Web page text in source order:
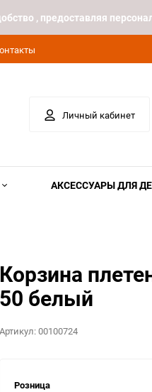
, предоставляя
Личный кабинет
АКСЕССУАРЫ ДЛЯ
Корзина
50 белый
Артикул:00100724
Розница